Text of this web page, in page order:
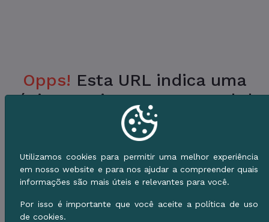
Opps! Esta URL indica uma
Página Inexistente no Portal da
Prefeitura.
Verifique a URL ou vá para o Início e use o
Menu de Serviços.
Utilizamos cookies para permitir uma melhor experiência
em nosso website e para nos ajudar a compreender quais
informações são mais úteis e relevantes para você.
Por isso é importante que você aceite a política de uso
de cookies.